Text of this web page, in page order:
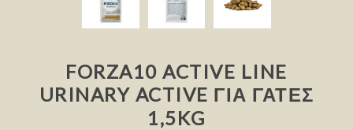
FORZA10 ACTIVE LINE
URINARY ACTIVE ΓΙΑ ΓΆΤΕΣ
1,5KG